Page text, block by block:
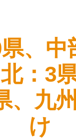
、
北：3
、九
け